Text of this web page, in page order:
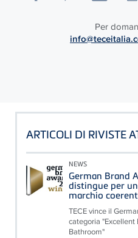
Per
ARTICOLI DI RIVISTE
NEWS
German Brand
distingue per
marchio
TECE vince il
categoria
Bathroom"